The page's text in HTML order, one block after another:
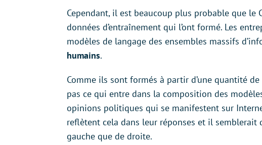
Cependant, il est beaucoup plus probable que le
données d’entraînement qui l’ont formé. Les
modèles de langage des ensembles massifs
humains.
Comme ils sont formés à partir d’une quantité
pas ce qui entre dans la composition des
opinions politiques qui se manifestent sur
reflètent cela dans leur réponses et il semblerait
gauche que de droite.